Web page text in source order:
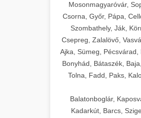
Mosonmagyaróvár,
Csorna, Győr, Pápa,
Szombathely, Ják,
Csepreg, Zalalövő,
Ajka, Sümeg, Pécsvárad,
Bonyhád, Bátaszék,
Tolna, Fadd, Paks,
Balatonboglár,
Kadarkút, Barcs,